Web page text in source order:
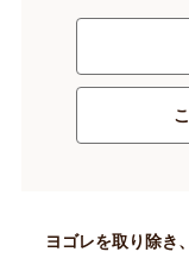
ヨゴレを取り除き